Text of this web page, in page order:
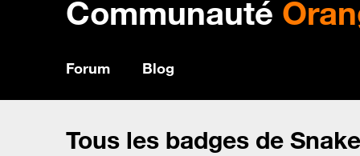
Communauté
Forum Blog
Tous les badges de